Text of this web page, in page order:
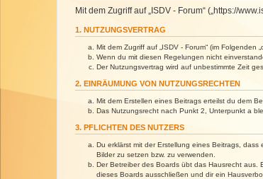
Mit dem Zugriff auf „ISDV - Forum“ („https://
1. NUTZUNGSVERTRAG
Mit dem Zugriff auf „ISDV - Forum“ (im
Wenn du mit diesen Regelungen nicht
Der Nutzungsvertrag wird auf unbestimmte Zeit
2. EINRÄUMUNG VON NUTZUNGSRECHTEN
Mit dem Erstellen eines Beitrags erteilst du dem
Das Nutzungsrecht nach Punkt 2, Unterpunkt a
3. PFLICHTEN DES NUTZERS
Du erklärst mit der Erstellung eines Beitrags,
Bilder zu setzen bzw. zu verwenden.
Der Betreiber des Boards übt das Hausrecht
dieses Boards ausschließen und dir ein